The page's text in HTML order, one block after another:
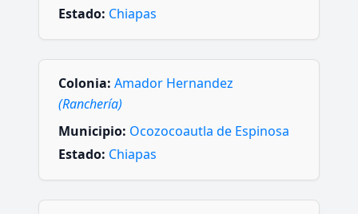
Estado: Chiapas
Colonia: Amador Hernandez
(Ranchería)
Municipio: Ocozocoautla de Espinosa
Estado: Chiapas